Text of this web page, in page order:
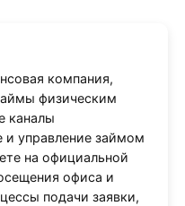
компания,
физическим
каналы
управление займом
на официальной
офиса и
подачи заявки,